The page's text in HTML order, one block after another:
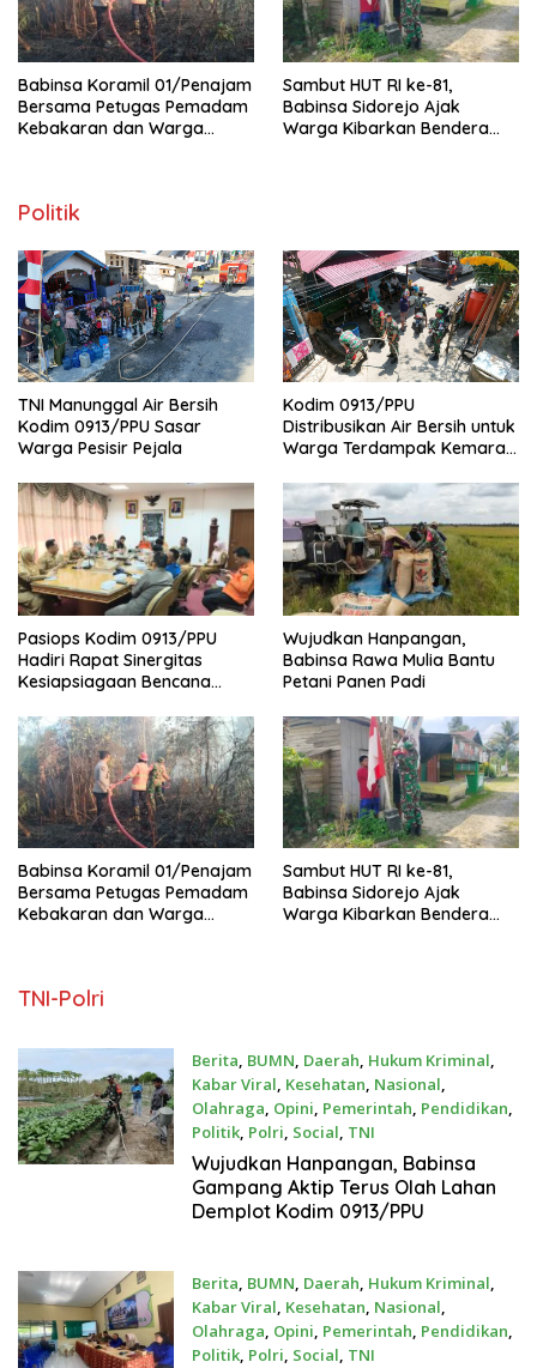
Babinsa Koramil 01/Penajam
Bersama Petugas Pemadam
Kebakaran dan Warga
Sambut HUT RI ke-81,
Babinsa Sidorejo Ajak
Warga Kibarkan Bendera
Politik
TNI Manunggal Air Bersih
Kodim 0913/PPU Sasar
Warga Pesisir Pejala
Kodim 0913/PPU
Distribusikan Air Bersih untuk
Warga Terdampak Kemarau
Pasiops Kodim 0913/PPU
Hadiri Rapat Sinergitas
Kesiapsiagaan Bencana
Wujudkan Hanpangan,
Babinsa Rawa Mulia Bantu
Petani Panen Padi
Babinsa Koramil 01/Penajam
Bersama Petugas Pemadam
Kebakaran dan Warga
Sambut HUT RI ke-81,
Babinsa Sidorejo Ajak
Warga Kibarkan Bendera
TNI-Polri
Berita, BUMN, Daerah, Hukum Kriminal,
Kabar Viral, Kesehatan, Nasional,
Olahraga, Opini, Pemerintah, Pendidikan,
Politik, Polri, Social, TNI
Agustus 1, 2026
Wujudkan Hanpangan, Babinsa
Gampang Aktip Terus Olah Lahan
Demplot Kodim 0913/PPU
Berita, BUMN, Daerah, Hukum Kriminal,
Kabar Viral, Kesehatan, Nasional,
Olahraga, Opini, Pemerintah, Pendidikan,
Politik, Polri, Social, TNI